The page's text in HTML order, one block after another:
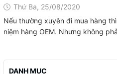
Thứ Ba, 25/08/2020
Nếu thường xuyên đi mua hàng
niệm hàng OEM. Nhưng không
DANH MỤC